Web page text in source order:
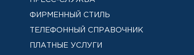
ФИРМЕННЫЙ СТИЛЬ
ТЕЛЕФОННЫЙ СПРАВОЧНИК
ПЛАТНЫЕ УСЛУГИ